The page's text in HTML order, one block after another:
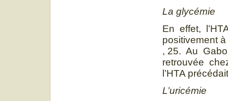
La glycémie
En effet,
positivement
, 25. Au
retrouvée
l’HTA
L’uricémie